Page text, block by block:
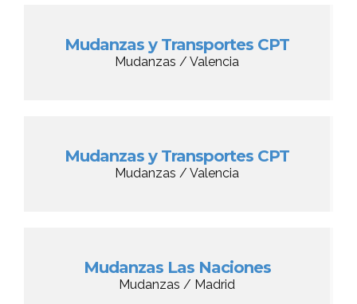
Mudanzas y Transportes CPT
Mudanzas / Valencia
Mudanzas y Transportes CPT
Mudanzas / Valencia
Mudanzas Las Naciones
Mudanzas / Madrid